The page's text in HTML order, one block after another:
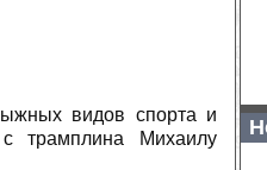
видов спорта и
трамплина Михаилу